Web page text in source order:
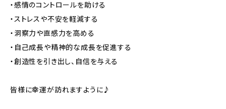
・感情のコントロールを助ける
・ストレスや不安を軽減する
・洞察力や直感力を高める
・自己成長や精神的な成長を促進する
・創造性を引き出し、自信を与える
皆様に幸運が訪れますように♪